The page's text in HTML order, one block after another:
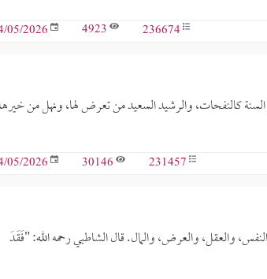
236674
4923
05/2026
كالنفحات، والرشيد السعيد من تعرض لها، ونهل من
231457
30146
05/2026
والعقل، والعرض، والمال. قال الشاطبي رحمه الله: "فَقَدَ